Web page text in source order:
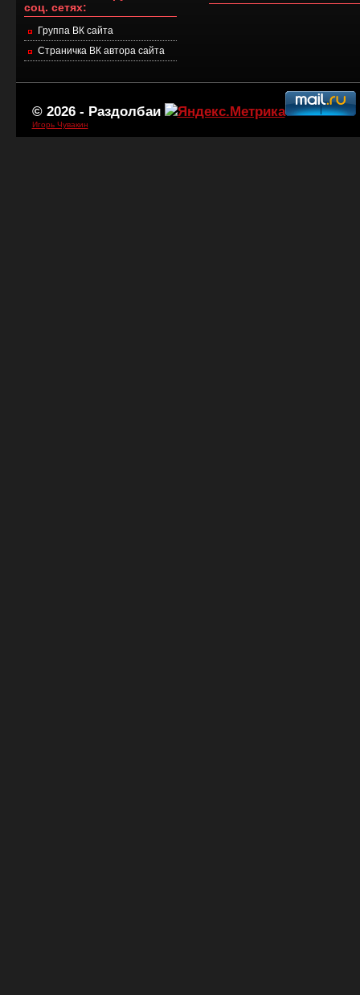
соц. сетях:
Группа ВК сайта
Страничка ВК автора сайта
© 2026 - Раздолбаи
Игорь Чувакин